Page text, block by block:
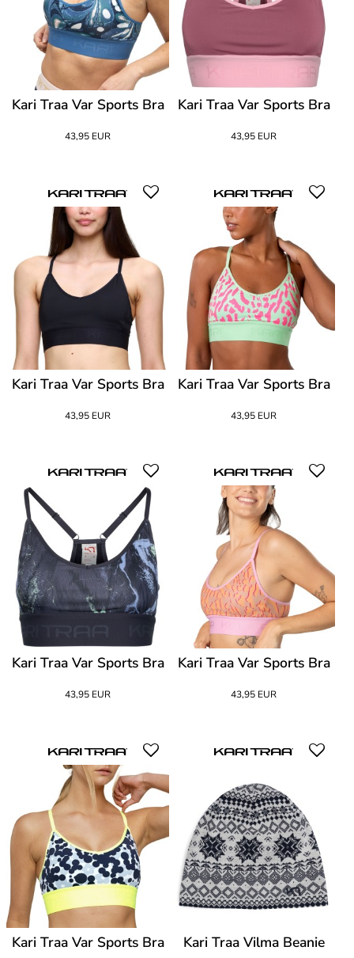
Kari Traa Var Sports Bra
43,95 EUR
Kari Traa Var Sports Bra
43,95 EUR
Kari Traa Var Sports Bra
43,95 EUR
Kari Traa Var Sports Bra
43,95 EUR
Kari Traa Var Sports Bra
43,95 EUR
Kari Traa Var Sports Bra
43,95 EUR
Kari Traa Var Sports Bra Kari Traa Vilma Beanie